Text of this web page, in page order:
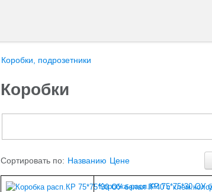
Коробки, подрозетники
Коробки
Сортировать по: Названию Цене
Коробка расп.КР 75*75*30 ОУ